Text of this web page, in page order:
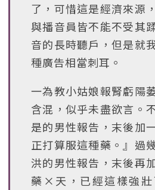
了，可惜這是經濟來源
與播音員皆不能不受其
音的長時聽戶，但是就
種廣告相當刺耳。
一為教小姑娘報腎虧陽
含混，似乎未盡欲言。
是的男性報告，末後加
正打算服這種藥。』過
洪的男性報告，末後再
藥×天，已經這樣強壯